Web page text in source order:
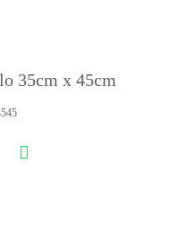
35cm x 45cm